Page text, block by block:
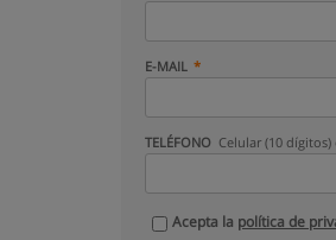
E-MAIL
TELÉFONO Celular (10
Acepta la política de